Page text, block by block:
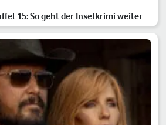
15: So geht der Inselkrimi weiter